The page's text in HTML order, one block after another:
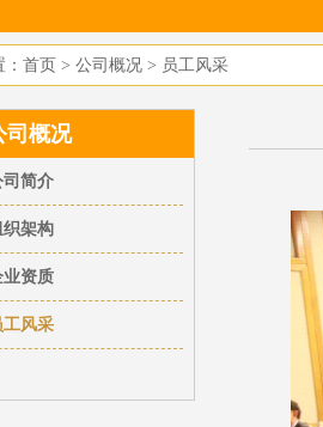
首页 > 公司概况 > 员工风采
司概况
司简介
织架构
业资质
工风采